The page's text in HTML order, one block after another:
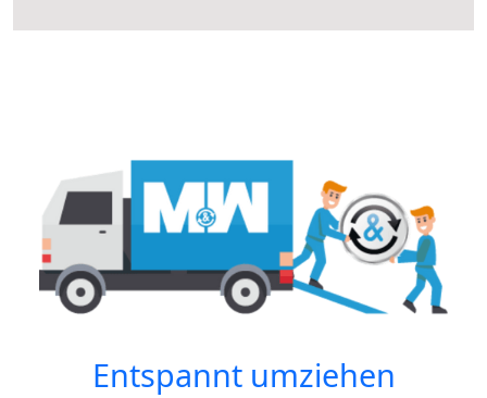
Entspannt umziehen